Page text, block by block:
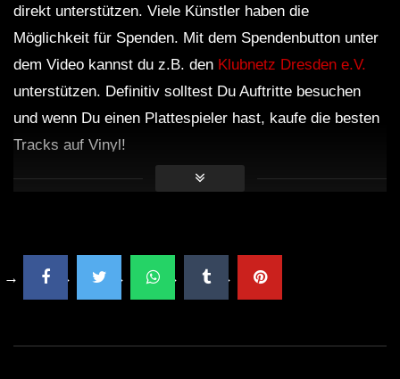
direkt unterstützen. Viele Künstler haben die
Möglichkeit für Spenden. Mit dem Spendenbutton unter
dem Video kannst du z.B. den Klubnetz Dresden e.V.
unterstützen. Definitiv solltest Du Auftritte besuchen
und wenn Du einen Plattespieler hast, kaufe die besten
Tracks auf Vinyl!